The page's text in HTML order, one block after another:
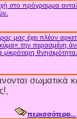
στο πρόγραμμα
μας έχει πλέον
την περασμένη
μικρότερη θνησιμότητα.
σωματικά
περισσότερα...